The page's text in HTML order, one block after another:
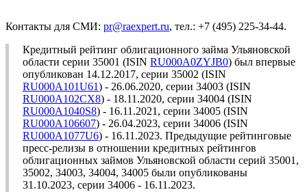
Контакты для СМИ: pr@raexpert.ru, тел.: +7 (495) 225-34-44.
Кредитный рейтинг облигационного займа Ульяновской
области серии 35001 (ISIN RU000A0ZYJB0) был впервые
опубликован 14.12.2017, серии 35002 (ISIN
RU000A101U61) - 26.06.2020, серии 34003 (ISIN
RU000A102CX8) - 18.11.2020, серии 34004 (ISIN
RU000A1040S8) - 16.11.2021, серии 34005 (ISIN
RU000A106607) - 26.04.2023, серии 34006 (ISIN
RU000A1077U6) - 16.11.2023. Предыдущие рейтинговые
пресс-релизы в отношении кредитных рейтингов
облигационных займов Ульяновской области серий 35001,
35002, 34003, 34004, 34005 были опубликованы
31.10.2023, серии 34006 - 16.11.2023.